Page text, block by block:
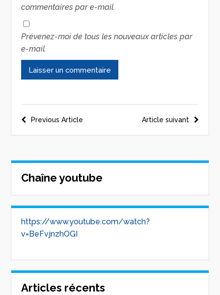
commentaires par e-mail.
Prévenez-moi de tous les nouveaux articles par
e-mail.
Article suivant
Previous Article
Chaîne youtube
https://www.youtube.com/watch?
v=BeFvjnzhOGI
Articles récents